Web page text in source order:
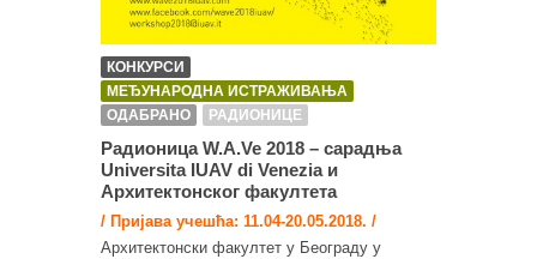
КОНКУРСИ
МЕЂУНАРОДНА ИСТРАЖИВАЊА
ОДАБРАНО
РАДИОНИЦЕ
Радионица W.A.Ve 2018 – сарадња
Universita IUAV di Venezia и
Архитектонског факултета
/ Пријава учешћа: 11.04-20.05.2018. /
Архитектонски факултет у Београду у